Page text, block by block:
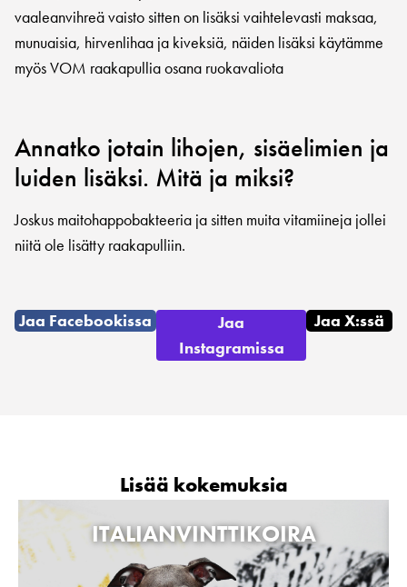
vaaleanvihreä vaisto sitten on lisäksi vaihtelevasti maksaa,
munuaisia, hirvenlihaa ja kiveksiä, näiden lisäksi käytämme
myös VOM raakapullia osana ruokavaliota
Annatko jotain lihojen, sisäelimien ja
luiden lisäksi. Mitä ja miksi?
Joskus maitohappobakteeria ja sitten muita vitamiineja jollei
niitä ole lisätty raakapulliin.
Jaa Facebookissa
Jaa
Instagramissa
Jaa X:ssä
Lisää kokemuksia
ITALIANVINTTIKOIRA